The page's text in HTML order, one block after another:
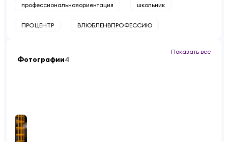
профессиональнаяориентация школьник
ПРОЦЕНТР ВЛЮБЛЕНВПРОФЕССИЮ
Фотографии4
Показать все